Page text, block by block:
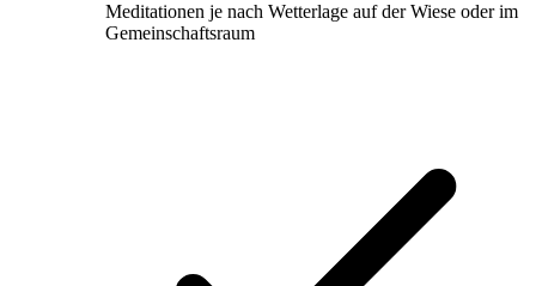
Meditationen je nach Wetterlage auf der Wiese oder im
Gemeinschaftsraum